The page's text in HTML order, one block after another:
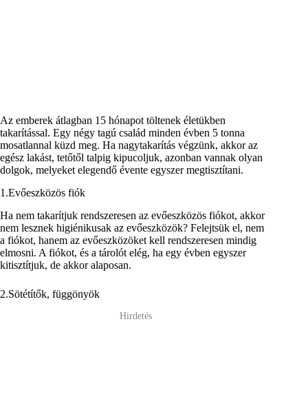
Az emberek átlagban 15 hónapot töltenek életükben
takarítással. Egy négy tagú család minden évben 5 tonna
mosatlannal küzd meg. Ha nagytakarítás végzünk, akkor az
egész lakást, tetőtől talpig kipucoljuk, azonban vannak olyan
dolgok, melyeket elegendő évente egyszer megtisztítani.
1.Evőeszközös fiók
Ha nem takarítjuk rendszeresen az evőeszközös fiókot, akkor
nem lesznek higiénikusak az evőeszközök? Felejtsük el, nem
a fiókot, hanem az evőeszközöket kell rendszeresen mindig
elmosni. A fiókot, és a tárolót elég, ha egy évben egyszer
kitisztítjuk, de akkor alaposan.
2.Sötétítők, függönyök
Hirdetés